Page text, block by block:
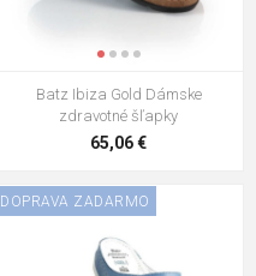
Batz Ibiza Gold Dámske
zdravotné šľapky
65,06 €
DOPRAVA ZADARMO